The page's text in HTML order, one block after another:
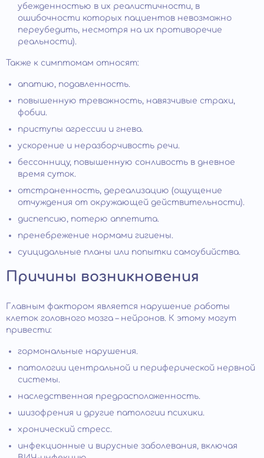
убежденностью в их реалистичности, в
ошибочности которых пациентов невозможно
переубедить, несмотря на их противоречие
реальности).
Также к симптомам относят:
апатию, подавленность.
повышенную тревожность, навязчивые страхи,
фобии.
приступы агрессии и гнева.
ускорение и неразборчивость речи.
бессонницу, повышенную сонливость в дневное
время суток.
отстраненность, дереализацию (ощущение
отчуждения от окружающей действительности).
диспепсию, потерю аппетита.
пренебрежение нормами гигиены.
суицидальные планы или попытки самоубийства.
Причины возникновения
Главным фактором является нарушение работы
клеток головного мозга – нейронов. К этому могут
привести:
гормональные нарушения.
патологии центральной и периферической нервной
системы.
наследственная предрасположенность.
шизофрения и другие патологии психики.
хронический стресс.
инфекционные и вирусные заболевания, включая